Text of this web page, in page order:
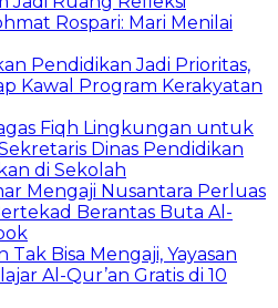
Rospari: Mari Menilai
Pendidikan Jadi Prioritas,
Kawal Program Kerakyatan
Fiqh Lingkungan untuk
Dinas Pendidikan
di Sekolah
Mengaji Nusantara Perluas
Berantas Buta Al-
Tak Bisa Mengaji, Yayasan
Al-Qur’an Gratis di 10